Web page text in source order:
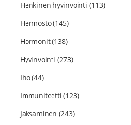
Henkinen hyvinvointi (113)
Hermosto(145)
Hormonit(138)
Hyvinvointi (273)
Iho(44)
Immuniteetti (123)
Jaksaminen (243)